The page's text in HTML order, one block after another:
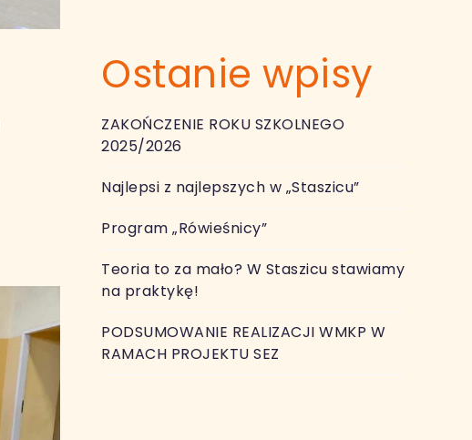
Ostanie wpisy
ZAKOŃCZENIE ROKU SZKOLNEGO
2025/2026
Najlepsi z najlepszych w „Staszicu”
Program „Rówieśnicy”
Teoria to za mało? W Staszicu stawiamy
na praktykę!
PODSUMOWANIE REALIZACJI WMKP W
RAMACH PROJEKTU SEZ